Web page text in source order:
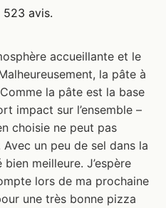
523 avis.
accueillante et le
la pâte à
la pâte est la base
impact sur l’ensemble –
choisie ne peut pas
un peu de sel dans la
meilleure. J’espère
lors de ma prochaine
une très bonne pizza